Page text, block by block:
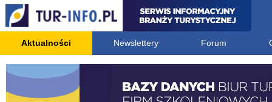
Aktualności Newslettery Forum